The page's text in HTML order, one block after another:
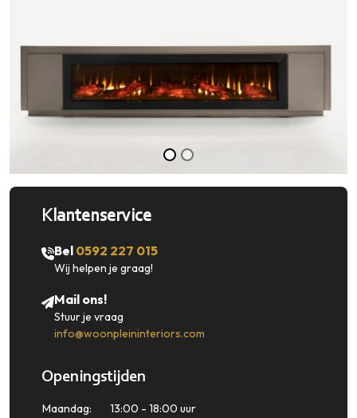
Klantenservice
Bel 0592 227 015
Wij helpen je graag!
Mail ons!
Stuur je vraag
info@woonpleininteriors.com
Openingstijden
Maandag:
13:00 - 18:00 uur